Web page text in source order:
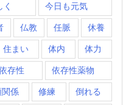
今日も元気
仏教 任脈 休養
住まい 体内 体力
存性 依存性薬物
係 修練 倒れる